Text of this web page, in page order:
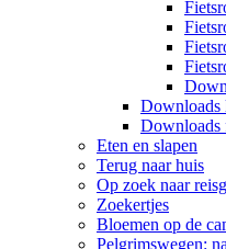
Downloads
Downloads
Eten en slapen
Terug naar huis
Op zoek naar
Zoekertjes
Bloemen op de
Pelgrimswegen: